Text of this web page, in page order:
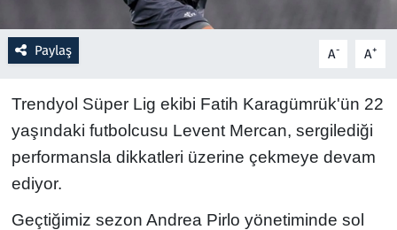
Paylaş A- A+
Trendyol Süper Lig ekibi Fatih Karagümrük'ün 22
yaşındaki futbolcusu Levent Mercan, sergilediği
performansla dikkatleri üzerine çekmeye devam
ediyor.
Geçtiğimiz sezon Andrea Pirlo yönetiminde sol
Savunma Sanayi
Seçim 2023
Spor